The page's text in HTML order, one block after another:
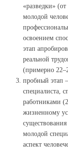
«разведки»
молодой
освоением
этап
реальной
(примерно
пробный этап
специалиста,
работниками
жизненному
молодой
аспект